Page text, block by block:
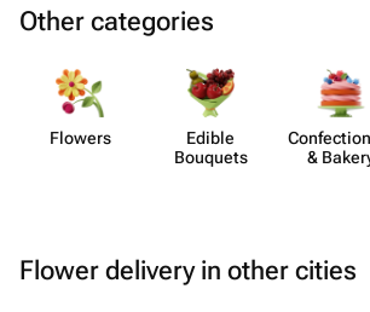
Other categories
Flowers
Edible
Bouquets
&
Flower delivery in other cities